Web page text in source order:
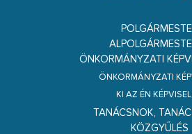
ÖNKORMÁNYZATI
ÖNKORMÁNYZATI
KI AZ ÉN
TANÁCSNOK,
KÖZGYŰLÉS